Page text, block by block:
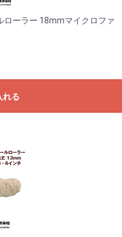
ローラー 18mmマイクロファ
れる